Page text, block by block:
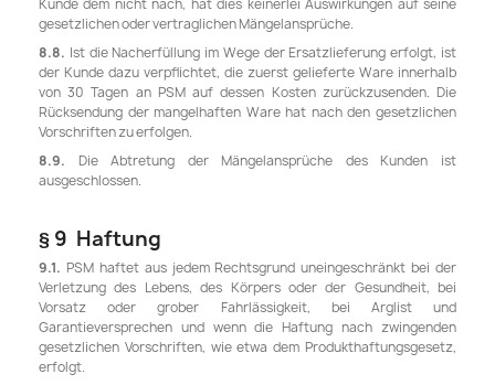
Kunde dem nicht nach, hat dies keinerlei Auswirkungen auf seine
gesetzlichen oder vertraglichen Mängelansprüche.
8.8. Ist die Nacherfüllung im Wege der Ersatzlieferung erfolgt, ist
der Kunde dazu verpflichtet, die zuerst gelieferte Ware innerhalb
von 30 Tagen an PSM auf dessen Kosten zurückzusenden. Die
Rücksendung der mangelhaften Ware hat nach den gesetzlichen
Vorschriften zu erfolgen.
8.9. Die Abtretung der Mängelansprüche des Kunden ist
ausgeschlossen.
§ 9 Haftung
9.1. PSM haftet aus jedem Rechtsgrund uneingeschränkt bei der
Verletzung des Lebens, des Körpers oder der Gesundheit, bei
Vorsatz oder grober Fahrlässigkeit, bei Arglist und
Garantieversprechen und wenn die Haftung nach zwingenden
gesetzlichen Vorschriften, wie etwa dem Produkthaftungsgesetz,
erfolgt.